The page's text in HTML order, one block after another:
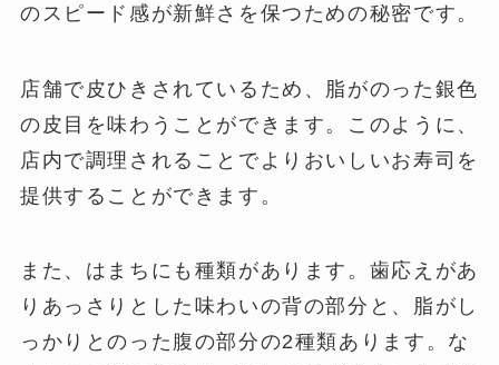
のスピード感が新鮮さを保つための秘密です。
店舗で皮ひきされているため、脂がのった銀色
の皮目を味わうことができます。このように、
店内で調理されることでよりおいしいお寿司を
提供することができます。
また、はまちにも種類があります。歯応えがあ
りあっさりとした味わいの背の部分と、脂がし
っかりとのった腹の部分の2種類あります。な